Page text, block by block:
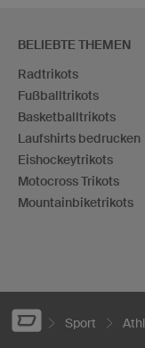
BELIEBTE THEMEN
Radtrikots
Fußballtrikots
Basketballtrikots
Laufshirts bedrucken
Eishockeytrikots
Motocross Trikots
Mountainbiketrikots
Sport